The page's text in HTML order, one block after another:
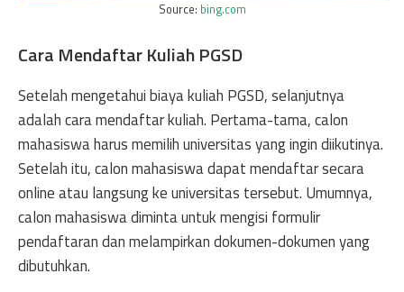
Source: bing.com
Cara Mendaftar Kuliah PGSD
Setelah mengetahui biaya kuliah PGSD, selanjutnya
adalah cara mendaftar kuliah. Pertama-tama, calon
mahasiswa harus memilih universitas yang ingin diikutinya.
Setelah itu, calon mahasiswa dapat mendaftar secara
online atau langsung ke universitas tersebut. Umumnya,
calon mahasiswa diminta untuk mengisi formulir
pendaftaran dan melampirkan dokumen-dokumen yang
dibutuhkan.